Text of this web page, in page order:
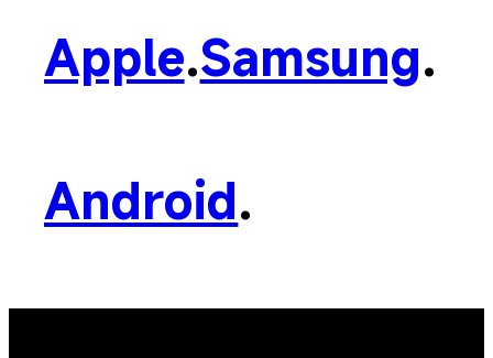
Apple.Samsung.
Android.